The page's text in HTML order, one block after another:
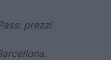
prezzi